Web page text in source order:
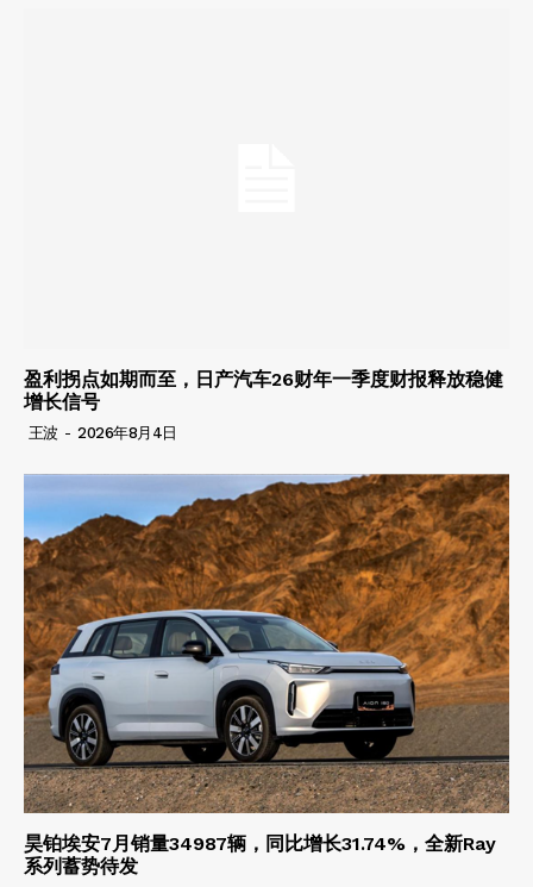
盈利拐点如期而至，日产汽车26财年一季度财报释放稳健
增长信号
王波 - 2026年8月4日
昊铂埃安7月销量34987辆，同比增长31.74%，全新Ray
系列蓄势待发